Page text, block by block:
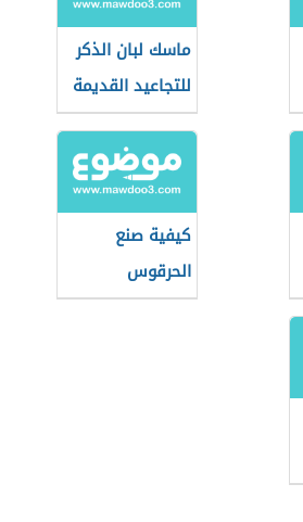
ماسك لبان الذكر
للتجاعيد القديمة
كيفية صنع
الحرقوس
التونسي